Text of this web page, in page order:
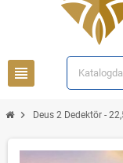
view_headline
chevron_right Deus 2 Dedektör -